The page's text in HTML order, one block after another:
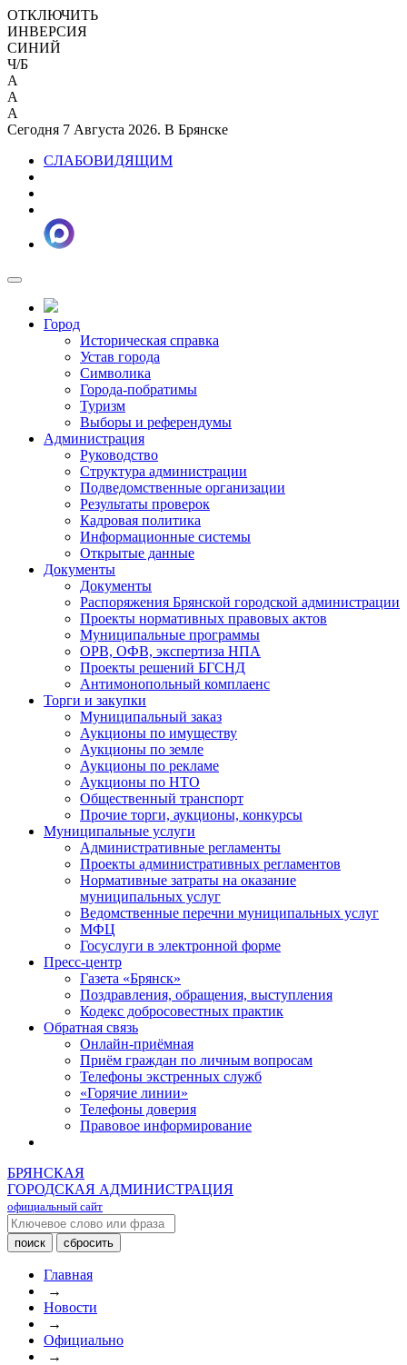
ОТКЛЮЧИТЬ
ИНВЕРСИЯ
СИНИЙ
Ч/Б
A
A
A
Сегодня 7 Августа 2026. В Брянске
СЛАБОВИДЯЩИМ
Город
Историческая справка
Устав города
Символика
Города-побратимы
Туризм
Выборы и референдумы
Администрация
Руководство
Структура администрации
Подведомственные организации
Результаты проверок
Кадровая политика
Информационные системы
Открытые данные
Документы
Документы
Распоряжения Брянской городской администрации
Проекты нормативных правовых актов
Муниципальные программы
ОРВ, ОФВ, экспертиза НПА
Проекты решений БГСНД
Антимонопольный комплаенс
Торги и закупки
Муниципальный заказ
Аукционы по имуществу
Аукционы по земле
Аукционы по рекламе
Аукционы по НТО
Общественный транспорт
Прочие торги, аукционы, конкурсы
Муниципальные услуги
Административные регламенты
Проекты административных регламентов
Нормативные затраты на оказание
муниципальных услуг
Ведомственные перечни муниципальных услуг
МФЦ
Госуслуги в электронной форме
Пресс-центр
Газета «Брянск»
Поздравления, обращения, выступления
Кодекс добросовестных практик
Обратная связь
Онлайн-приёмная
Приём граждан по личным вопросам
Телефоны экстренных служб
«Горячие линии»
Телефоны доверия
Правовое информирование
БРЯНСКАЯ
ГОРОДСКАЯ АДМИНИСТРАЦИЯ
официальный сайт
Главная
→
Новости
→
Официально
→